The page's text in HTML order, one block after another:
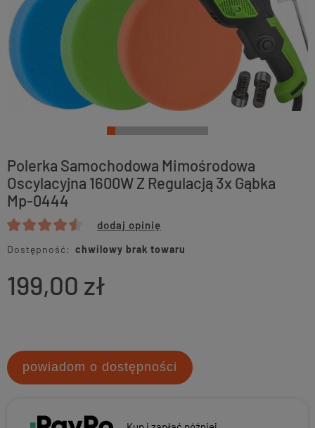
Polerka Samochodowa Mimośrodowa
Oscylacyjna 1600W Z Regulacją 3x Gąbka
Mp-0444
dodaj opinię
Dostępność: chwilowy brak towaru
199,00 zł
powiadom o dostępności